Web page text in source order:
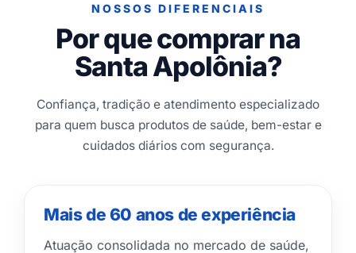
NOSSOS DIFERENCIAIS
Por que comprar na
Santa Apolônia?
Confiança, tradição e atendimento especializado
para quem busca produtos de saúde, bem-estar e
cuidados diários com segurança.
Mais de 60 anos de experiência
Atuação consolidada no mercado de saúde,